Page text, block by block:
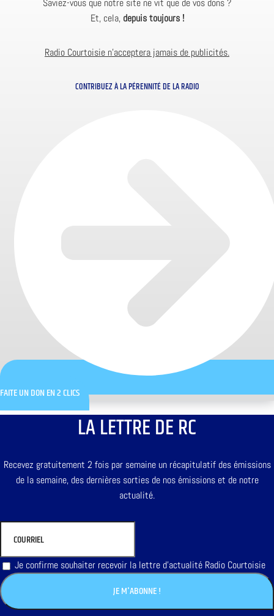
Saviez-vous que notre site ne vit que de vos dons ?
Et, cela, depuis toujours !
Radio Courtoisie n’acceptera jamais de publicités.
CONTRIBUEZ À LA PÉRENNITÉ DE LA RADIO
FAITE UN DON EN 2 CLICS
LA LETTRE DE RC
Recevez gratuitement 2 fois par semaine un récapitulatif des émissions
de la semaine, des dernières sorties de nos émissions et de notre
actualité.
Je confirme souhaiter recevoir la lettre d'actualité Radio Courtoisie